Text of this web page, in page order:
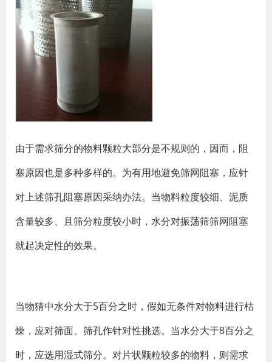
由于需求筛分的物料颗粒大部分是不规则的，因而，阻
塞原因也是多种多样的。为有用地避免筛网阻塞，应针
对上述筛孔阻塞原因采纳办法。当物料粒度较细、泥质
含量较多、且筛分粒度较小时，水分对振荡筛筛网阻塞
就起决定性的效果。
当物猜中水分大于5百分之时，假如无条件对物料进行枯
燥，应对筛面、筛孔作针对性挑选。当水分大于8百分之
时，应选用湿式筛分。对片状颗粒较多的物料，则需求